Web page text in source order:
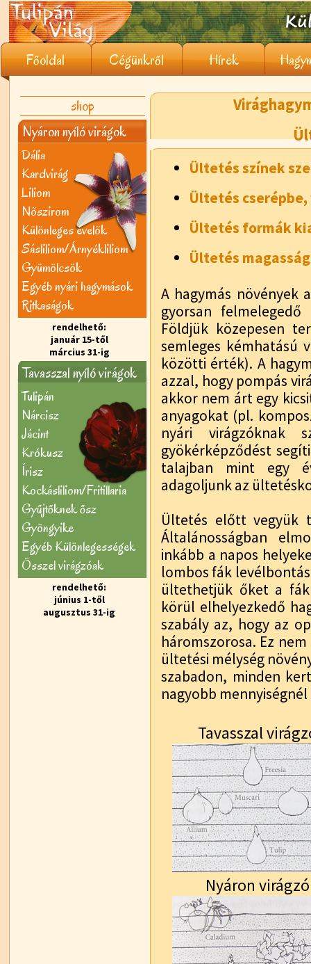
Főoldal Cégünkről Hírek
shop
Nyáron nyíló virágok
Dália
Kardvirág
Liliom
Nõszirom
Különleges évelõk
Sásliliom/Árnyékliliom
Gyümölcsök
Egyéb nyári hagymások
Ritkaságok
rendelhető:
január 15-től
március 31-ig
Tavasszal nyíló virágok
Tulipán
Nárcisz
Jácint
Krókusz
Írisz
Kockásliliom/Fritillaria
Gyűjtőknek ősz
Gyöngyike
Egyéb Különlegességek
Õsszel virágzóak
rendelhető:
június 1-től
augusztus 31-ig
Ültetés színek
Ültetés
Ültetés formák
Ültetés
A hagymás növények
gyorsan
Földjük közepesen
semleges kémhatású
közötti érték). A
azzal, hogy pompás
akkor nem árt egy
anyagokat (pl.
nyári virágzóknak
gyökérképződést
talajban mint egy
adagoljunk az
Ültetés előtt vegyük
Általánosságban
inkább a napos
lombos fák
ültethetjük őket a
körül elhelyezkedő
szabály az, hogy az
háromszorosa. Ez
ültetési mélység
szabadon, minden
nagyobb mennyiségnél
Tavasszal
Nyáron